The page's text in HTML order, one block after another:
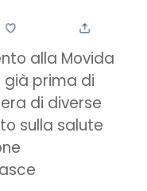
alla Movida
prima di
di diverse
sulla salute